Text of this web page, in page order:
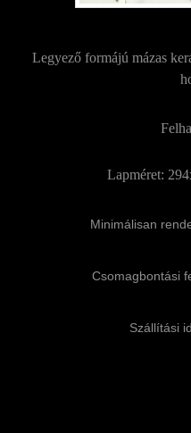
Legyező formájú mázas
Lapméret:
Minimálisan
Csomagbontási
Szállítási